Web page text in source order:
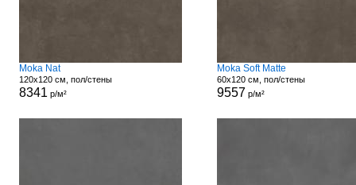
Moka Nat
120x120 см, пол/стены
8341 р/м²
Moka Soft Matte
60x120 см, пол/стены
9557 р/м²